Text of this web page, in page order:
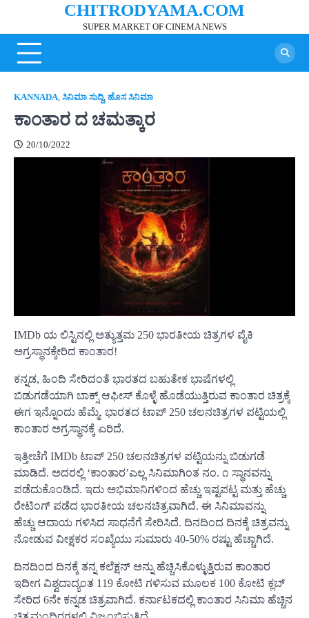
content
CHITRODYAMA.COM
SUPER MARKET OF CINEMA NEWS
KANNADA, ಸಿನಿಮಾ ಸುದ್ದಿ, ಹೊಸ ಸಿನಿಮಾ
ಕಾಂತಾರ ದ ಚಮತ್ಕಾರ
20/10/2022
IMDb ಯ ಲಿಸ್ಟಿನಲ್ಲಿ ಅತ್ಯುತ್ತಮ 250 ಭಾರತೀಯ ಚಿತ್ರಗಳ ಪೈಕಿ
ಅಗ್ರಸ್ಥಾನಕ್ಕೇರಿದ ಕಾಂತಾರ!
ಕನ್ನಡ, ಹಿಂದಿ ಸೇರಿದಂತೆ ಭಾರತದ ಬಹುತೇಕ ಭಾಷೆಗಳಲ್ಲಿ
ಬಿಡುಗಡೆಯಾಗಿ ಬಾಕ್ಸ್ ಆಫೀಸ್ ಕೊಳ್ಳೆ ಹೊಡೆಯುತ್ತಿರುವ ಕಾಂತಾರ ಚಿತ್ರಕ್ಕೆ
ಈಗ ಇನ್ನೊಂದು ಹೆಮ್ಮೆ. ಭಾರತದ ಟಾಪ್ 250 ಚಲನಚಿತ್ರಗಳ ಪಟ್ಟಿಯಲ್ಲಿ
ಕಾಂತಾರ ಅಗ್ರಸ್ಥಾನಕ್ಕೆ ಏರಿದೆ.
ಇತ್ತೀಚೆಗೆ IMDb ಟಾಪ್ 250 ಚಲನಚಿತ್ರಗಳ ಪಟ್ಟಿಯನ್ನು ಬಿಡುಗಡೆ
ಮಾಡಿದೆ. ಅದರಲ್ಲಿ ‘ಕಾಂತಾರ’ಎಲ್ಲ ಸಿನಿಮಾಗಿಂತ ನಂ. ೧ ಸ್ಥಾನವನ್ನು
ಪಡೆದುಕೊಂಡಿದೆ. ಇದು ಅಭಿಮಾನಿಗಳಿಂದ ಹೆಚ್ಚು ಇಷ್ಟಪಟ್ಟ ಮತ್ತು ಹೆಚ್ಚು
ರೇಟಿಂಗ್ ಪಡೆದ ಭಾರತೀಯ ಚಲನಚಿತ್ರವಾಗಿದೆ. ಈ ಸಿನಿಮಾವನ್ನು
ಹೆಚ್ಚು ಆದಾಯ ಗಳಿಸಿದ ಸಾಧನೆಗೆ ಸೇರಿಸಿದೆ. ದಿನದಿಂದ ದಿನಕ್ಕೆ ಚಿತ್ರವನ್ನು
ನೋಡುವ ವೀಕ್ಷಕರ ಸಂಖ್ಯೆಯು ಸುಮಾರು 40-50% ರಷ್ಟು ಹೆಚ್ಚಾಗಿದೆ.
ದಿನದಿಂದ ದಿನಕ್ಕೆ ತನ್ನ ಕಲೆಕ್ಷನ್ ಅನ್ನು ಹೆಚ್ಚಿಸಿಕೊಳ್ಳುತ್ತಿರುವ ಕಾಂತಾರ
ಇದೀಗ ವಿಶ್ವದಾದ್ಯಂತ 119 ಕೋಟಿ ಗಳಿಸುವ ಮೂಲಕ 100 ಕೋಟಿ ಕ್ಲಬ್
ಸೇರಿದ 6ನೇ ಕನ್ನಡ ಚಿತ್ರವಾಗಿದೆ. ಕರ್ನಾಟಕದಲ್ಲಿ ಕಾಂತಾರ ಸಿನಿಮಾ ಹೆಚ್ಚಿನ